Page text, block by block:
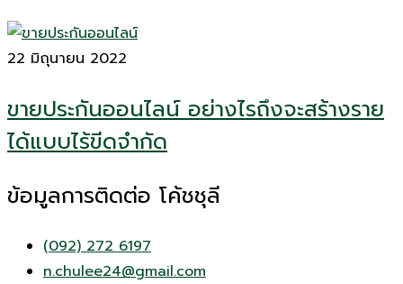
22 มิถุนายน 2022
ขายประกันออนไลน์ อย่างไรถึงจะสร้างราย
ได้แบบไร้ขีดจำกัด
ข้อมูลการติดต่อ โค้ชชุลี
(092) 272 6197
n.chulee24@gmail.com